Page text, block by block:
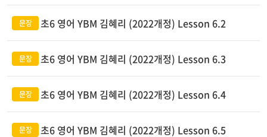
초6 영어 YBM 김혜리 (2022개정) Lesson 6.2
초6 영어 YBM 김혜리 (2022개정) Lesson 6.3
초6 영어 YBM 김혜리 (2022개정) Lesson 6.4
초6 영어 YBM 김혜리 (2022개정) Lesson 6.5